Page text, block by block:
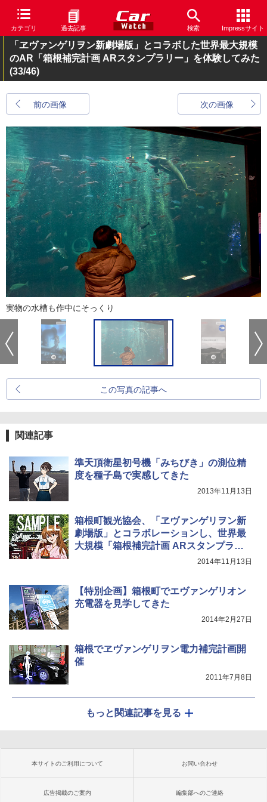
カテゴリ 過去記事 検索 Impressサイト
「ヱヴァンゲリヲン新劇場版」とコラボした世界最大規模
のAR「箱根補完計画 ARスタンプラリー」を体験してみた
(33/46)
前の画像 次の画像
実物の水槽も作中にそっくり
この写真の記事へ
関連記事
準天頂衛星初号機「みちびき」の測位精
度を種子島で実感してきた
2013年11月13日
箱根町観光協会、「ヱヴァンゲリヲン新
劇場版」とコラボレーションし、世界最
大規模「箱根補完計画 ARスタンプラリ
2014年11月13日
【特別企画】箱根町でエヴァンゲリオン
充電器を見学してきた
2014年2月27日
箱根でヱヴァンゲリヲン電力補完計画開
催
2011年7月8日
もっと関連記事を見る
本サイトのご利用について お問い合わせ
広告掲載のご案内 編集部へのご連絡